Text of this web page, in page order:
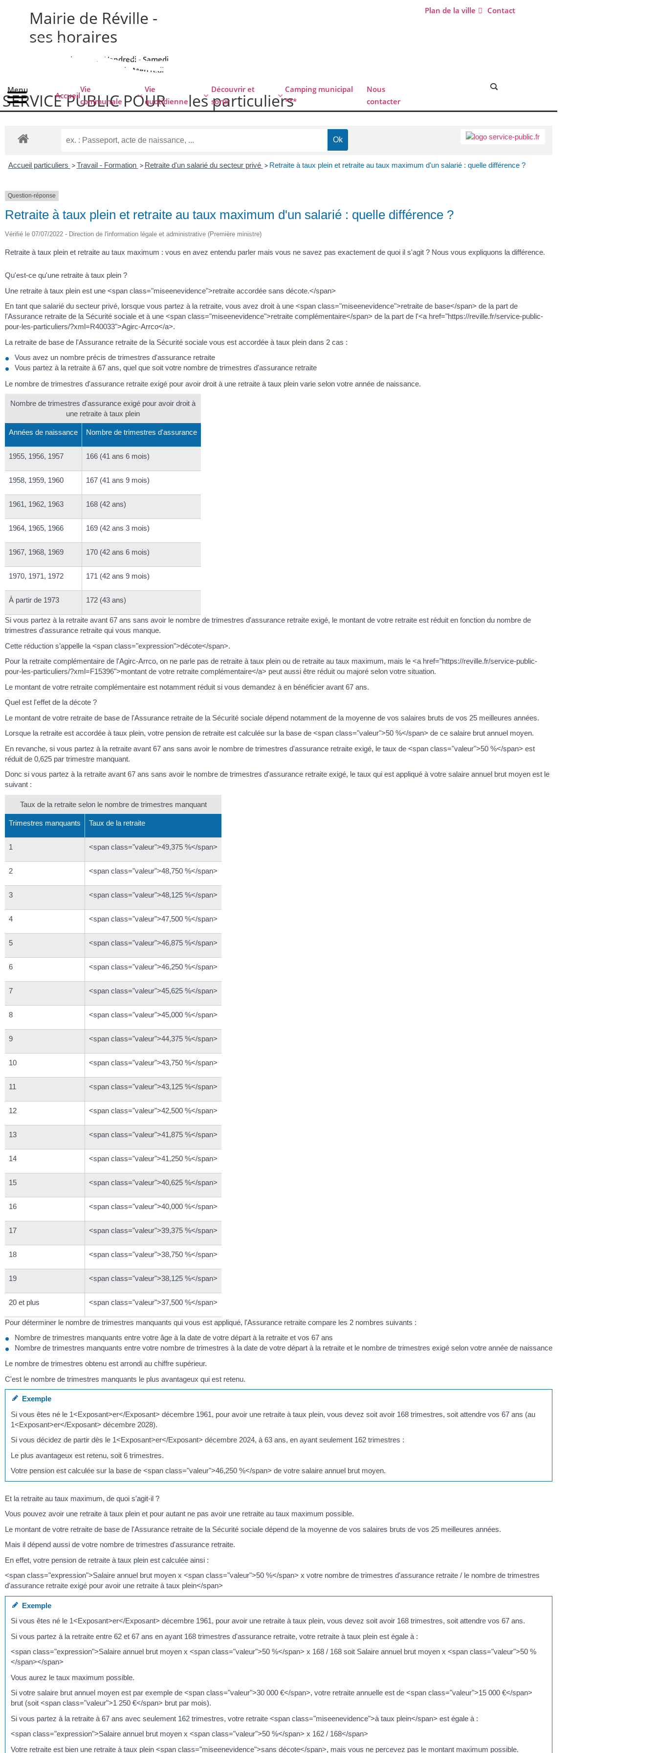
Mairie de Réville -
ses horaires
lundi - Mardi - Jeudi - Vendredi - Samedi
de 9h00 à 12h00 - Fermée le Mercredi
Plan de la ville Contact
Menu
Accueil
Vie
communale
Vie
quotidienne
Découvrir et
sortir
Camping municipal
***
Nous
contacter
SERVICE PUBLIC POUR​ les particuliers
Accueil particuliers > Travail - Formation > Retraite d'un salarié du secteur privé > Retraite à taux plein et retraite au taux maximum d'un salarié : quelle différence ?
Question-réponse
Retraite à taux plein et retraite au taux maximum d'un salarié : quelle différence ?
Vérifié le 07/07/2022 - Direction de l'information légale et administrative (Première ministre)
Retraite à taux plein et retraite au taux maximum : vous en avez entendu parler mais vous ne savez pas exactement de quoi il s'agit ? Nous vous expliquons la différence.
Qu'est-ce qu'une retraite à taux plein ?
Une retraite à taux plein est une <span class="miseenevidence">retraite accordée sans décote.</span>
En tant que salarié du secteur privé, lorsque vous partez à la retraite, vous avez droit à une <span class="miseenevidence">retraite de base</span> de la part de
l'Assurance retraite de la Sécurité sociale et à une <span class="miseenevidence">retraite complémentaire</span> de la part de l'<a href="https://reville.fr/service-public-
pour-les-particuliers/?xml=R40033">Agirc-Arrco</a>.
La retraite de base de l'Assurance retraite de la Sécurité sociale vous est accordée à taux plein dans 2 cas :
Vous avez un nombre précis de trimestres d'assurance retraite
Vous partez à la retraite à 67 ans, quel que soit votre nombre de trimestres d'assurance retraite
Le nombre de trimestres d'assurance retraite exigé pour avoir droit à une retraite à taux plein varie selon votre année de naissance.
Nombre de trimestres d'assurance exigé pour avoir droit à
une retraite à taux plein
Années de naissance Nombre de trimestres d'assurance
1955, 1956, 1957 166 (41 ans 6 mois)
1958, 1959, 1960 167 (41 ans 9 mois)
1961, 1962, 1963 168 (42 ans)
1964, 1965, 1966 169 (42 ans 3 mois)
1967, 1968, 1969 170 (42 ans 6 mois)
1970, 1971, 1972 171 (42 ans 9 mois)
À partir de 1973 172 (43 ans)
Si vous partez à la retraite avant 67 ans sans avoir le nombre de trimestres d'assurance retraite exigé, le montant de votre retraite est réduit en fonction du nombre de
trimestres d'assurance retraite qui vous manque.
Cette réduction s’appelle la <span class="expression">décote</span>.
Pour la retraite complémentaire de l'Agirc-Arrco, on ne parle pas de retraite à taux plein ou de retraite au taux maximum, mais le <a href="https://reville.fr/service-public-
pour-les-particuliers/?xml=F15396">montant de votre retraite complémentaire</a> peut aussi être réduit ou majoré selon votre situation.
Le montant de votre retraite complémentaire est notamment réduit si vous demandez à en bénéficier avant 67 ans.
Quel est l'effet de la décote ?
Le montant de votre retraite de base de l'Assurance retraite de la Sécurité sociale dépend notamment de la moyenne de vos salaires bruts de vos 25 meilleures années.
Lorsque la retraite est accordée à taux plein, votre pension de retraite est calculée sur la base de <span class="valeur">50 %</span> de ce salaire brut annuel moyen.
En revanche, si vous partez à la retraite avant 67 ans sans avoir le nombre de trimestres d'assurance retraite exigé, le taux de <span class="valeur">50 %</span> est
réduit de 0,625 par trimestre manquant.
Donc si vous partez à la retraite avant 67 ans sans avoir le nombre de trimestres d'assurance retraite exigé, le taux qui est appliqué à votre salaire annuel brut moyen est le
suivant :
Taux de la retraite selon le nombre de trimestres manquant
Trimestres manquants Taux de la retraite
1 <span class="valeur">49,375 %</span>
2 <span class="valeur">48,750 %</span>
3 <span class="valeur">48,125 %</span>
4 <span class="valeur">47,500 %</span>
5 <span class="valeur">46,875 %</span>
6 <span class="valeur">46,250 %</span>
7 <span class="valeur">45,625 %</span>
8 <span class="valeur">45,000 %</span>
9 <span class="valeur">44,375 %</span>
10 <span class="valeur">43,750 %</span>
11 <span class="valeur">43,125 %</span>
12 <span class="valeur">42,500 %</span>
13 <span class="valeur">41,875 %</span>
14 <span class="valeur">41,250 %</span>
15 <span class="valeur">40,625 %</span>
16 <span class="valeur">40,000 %</span>
17 <span class="valeur">39,375 %</span>
18 <span class="valeur">38,750 %</span>
19 <span class="valeur">38,125 %</span>
20 et plus <span class="valeur">37,500 %</span>
Pour déterminer le nombre de trimestres manquants qui vous est appliqué, l'Assurance retraite compare les 2 nombres suivants :
Nombre de trimestres manquants entre votre âge à la date de votre départ à la retraite et vos 67 ans
Nombre de trimestres manquants entre votre nombre de trimestres à la date de votre départ à la retraite et le nombre de trimestres exigé selon votre année de naissance
Le nombre de trimestres obtenu est arrondi au chiffre supérieur.
C'est le nombre de trimestres manquants le plus avantageux qui est retenu.
Exemple
Si vous êtes né le 1<Exposant>er</Exposant> décembre 1961, pour avoir une retraite à taux plein, vous devez soit avoir 168 trimestres, soit attendre vos 67 ans (au
1<Exposant>er</Exposant> décembre 2028).
Si vous décidez de partir dès le 1<Exposant>er</Exposant> décembre 2024, à 63 ans, en ayant seulement 162 trimestres :
Le plus avantageux est retenu, soit 6 trimestres.
Votre pension est calculée sur la base de <span class="valeur">46,250 %</span> de votre salaire annuel brut moyen.
Et la retraite au taux maximum, de quoi s'agit-il ?
Vous pouvez avoir une retraite à taux plein et pour autant ne pas avoir une retraite au taux maximum possible.
Le montant de votre retraite de base de l'Assurance retraite de la Sécurité sociale dépend de la moyenne de vos salaires bruts de vos 25 meilleures années.
Mais il dépend aussi de votre nombre de trimestres d'assurance retraite.
En effet, votre pension de retraite à taux plein est calculée ainsi :
<span class="expression">Salaire annuel brut moyen x <span class="valeur">50 %</span> x votre nombre de trimestres d'assurance retraite / le nombre de trimestres
d'assurance retraite exigé pour avoir une retraite à taux plein</span>
Exemple
Si vous êtes né le 1<Exposant>er</Exposant> décembre 1961, pour avoir une retraite à taux plein, vous devez soit avoir 168 trimestres, soit attendre vos 67 ans.
Si vous partez à la retraite entre 62 et 67 ans en ayant 168 trimestres d'assurance retraite, votre retraite à taux plein est égale à :
<span class="expression">Salaire annuel brut moyen x <span class="valeur">50 %</span> x 168 / 168 soit Salaire annuel brut moyen x <span class="valeur">50 %
</span></span>
Vous aurez le taux maximum possible.
Si votre salaire brut annuel moyen est par exemple de <span class="valeur">30 000 €</span>, votre retraite annuelle est de <span class="valeur">15 000 €</span>
brut (soit <span class="valeur">1 250 €</span> brut par mois).
Si vous partez à la retraite à 67 ans avec seulement 162 trimestres, votre retraite <span class="miseenevidence">à taux plein</span> est égale à :
<span class="expression">Salaire annuel brut moyen x <span class="valeur">50 %</span> x 162 / 168</span>
Votre retraite est bien une retraite à taux plein <span class="miseenevidence">sans décote</span>, mais vous ne percevez pas le montant maximum possible.